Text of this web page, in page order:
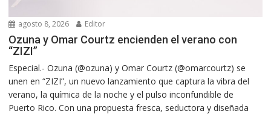
agosto 8, 2026 Editor
Ozuna y Omar Courtz encienden el verano con
“ZIZI”
Especial.- Ozuna (@ozuna) y Omar Courtz (@omarcourtz) se
unen en “ZIZI”, un nuevo lanzamiento que captura la vibra del
verano, la química de la noche y el pulso inconfundible de
Puerto Rico. Con una propuesta fresca, seductora y diseñada